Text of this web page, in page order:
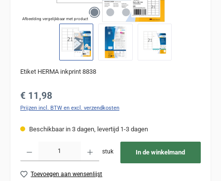
Afbeelding vergelijkbaar met product
Etiket HERMA inkprint 8838
Normale prijs:
€ 11,98
Prijzen incl. BTW en excl. verzendkosten
Beschikbaar in 3 dagen, levertijd 1-3 dagen
stuk In de winkelmand
Toevoegen aan wensenlijst